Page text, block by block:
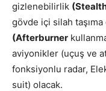
gizlenebilirlik
gövde içi silah
(Afterburner
aviyonikler (uçuş ve
fonksiyonlu radar,
suit) olacak.